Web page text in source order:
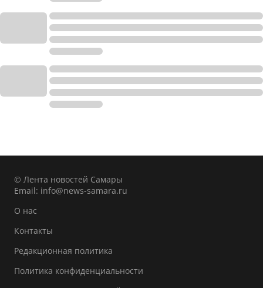
© Лента новостей Самары
Email: info@news-samara.ru
О нас
Контакты
Редакционная политика
Политика конфиденциальности